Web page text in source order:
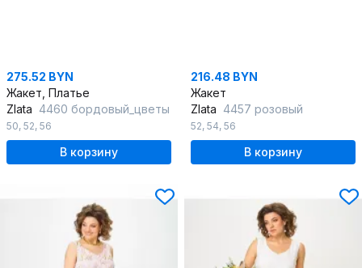
275.52 BYN
Жакет, Платье
Zlata 4460 бордовый_цветы
50, 52, 56
В корзину
216.48 BYN
Жакет
Zlata 4457 розовый
52, 54, 56
В корзину